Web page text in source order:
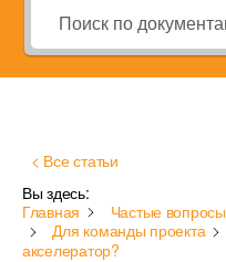
< Все статьи
Вы здесь:
Главная
Частые вопросы
Для команды проекта
акселератор?